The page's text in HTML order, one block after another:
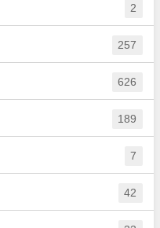
2
257
626
189
7
42